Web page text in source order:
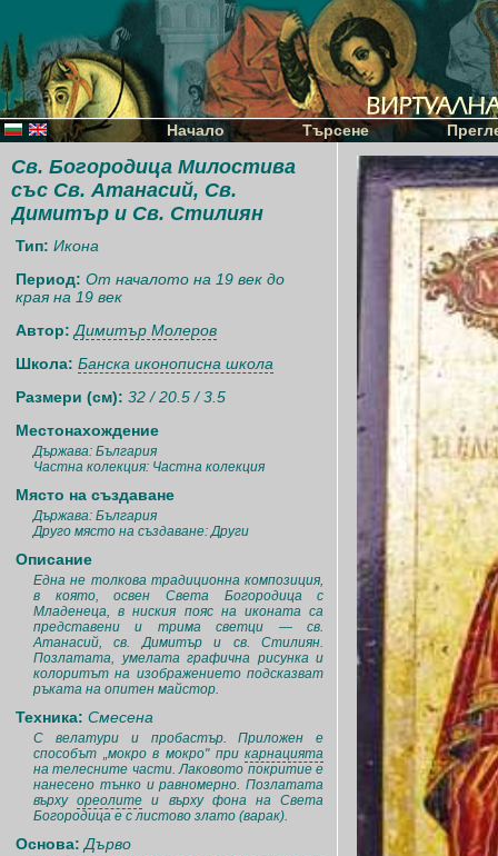
Начало Търсене
Св. Богородица Милостива
със Св. Атанасий, Св.
Димитър и Св. Стилиян
Тип: Икона
Период: От началото на 19 век до
края на 19 век
Автор: Димитър Молеров
Школа: Банска иконописна школа
Размери (см): 32 / 20.5 / 3.5
Местонахождение
Държава: България
Частна колекция: Частна колекция
Място на създаване
Държава: България
Друго място на създаване: Други
Описание
Една не толкова традиционна композиция,
в която, освен Света Богородица с
Младенеца, в ниския пояс на иконата са
представени и трима светци — св.
Атанасий, св. Димитър и св. Стилиян.
Позлатата, умелата графична рисунка и
колоритът на изображението подсказват
ръката на опитен майстор.
Техника: Смесена
С велатури и пробастър. Приложен е
способът „мокро в мокро" прикарнацията
на телесните части. Лаковото покритие е
нанесено тънко и равномерно. Позлатата
върхуореолите и върху фона на Света
Богородица е с листово злато (варак).
Основа: Дърво